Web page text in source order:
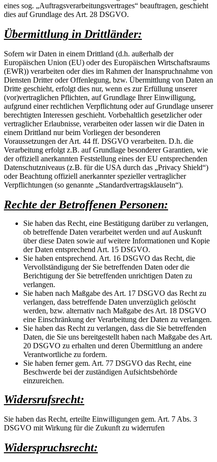
eines sog. „Auftragsverarbeitungsvertrages“ beauftragen, geschieht
dies auf Grundlage des Art. 28 DSGVO.
Übermittlung in Drittländer:
Sofern wir Daten in einem Drittland (d.h. außerhalb der
Europäischen Union (EU) oder des Europäischen Wirtschaftsraums
(EWR)) verarbeiten oder dies im Rahmen der Inanspruchnahme von
Diensten Dritter oder Offenlegung, bzw. Übermittlung von Daten an
Dritte geschieht, erfolgt dies nur, wenn es zur Erfüllung unserer
(vor)vertraglichen Pflichten, auf Grundlage Ihrer Einwilligung,
aufgrund einer rechtlichen Verpflichtung oder auf Grundlage unserer
berechtigten Interessen geschieht. Vorbehaltlich gesetzlicher oder
vertraglicher Erlaubnisse, verarbeiten oder lassen wir die Daten in
einem Drittland nur beim Vorliegen der besonderen
Voraussetzungen der Art. 44 ff. DSGVO verarbeiten. D.h. die
Verarbeitung erfolgt z.B. auf Grundlage besonderer Garantien, wie
der offiziell anerkannten Feststellung eines der EU entsprechenden
Datenschutzniveaus (z.B. für die USA durch das „Privacy Shield“)
oder Beachtung offiziell anerkannter spezieller vertraglicher
Verpflichtungen (so genannte „Standardvertragsklauseln“).
Rechte der Betroffenen Personen:
Sie haben das Recht, eine Bestätigung darüber zu verlangen,
ob betreffende Daten verarbeitet werden und auf Auskunft
über diese Daten sowie auf weitere Informationen und Kopie
der Daten entsprechend Art. 15 DSGVO.
Sie haben entsprechend. Art. 16 DSGVO das Recht, die
Vervollständigung der Sie betreffenden Daten oder die
Berichtigung der Sie betreffenden unrichtigen Daten zu
verlangen.
Sie haben nach Maßgabe des Art. 17 DSGVO das Recht zu
verlangen, dass betreffende Daten unverzüglich gelöscht
werden, bzw. alternativ nach Maßgabe des Art. 18 DSGVO
eine Einschränkung der Verarbeitung der Daten zu verlangen.
Sie haben das Recht zu verlangen, dass die Sie betreffenden
Daten, die Sie uns bereitgestellt haben nach Maßgabe des Art.
20 DSGVO zu erhalten und deren Übermittlung an andere
Verantwortliche zu fordern.
Sie haben ferner gem. Art. 77 DSGVO das Recht, eine
Beschwerde bei der zuständigen Aufsichtsbehörde
einzureichen.
Widersrufsrecht:
Sie haben das Recht, erteilte Einwilligungen gem. Art. 7 Abs. 3
DSGVO mit Wirkung für die Zukunft zu widerrufen
Widerspruchsrecht: